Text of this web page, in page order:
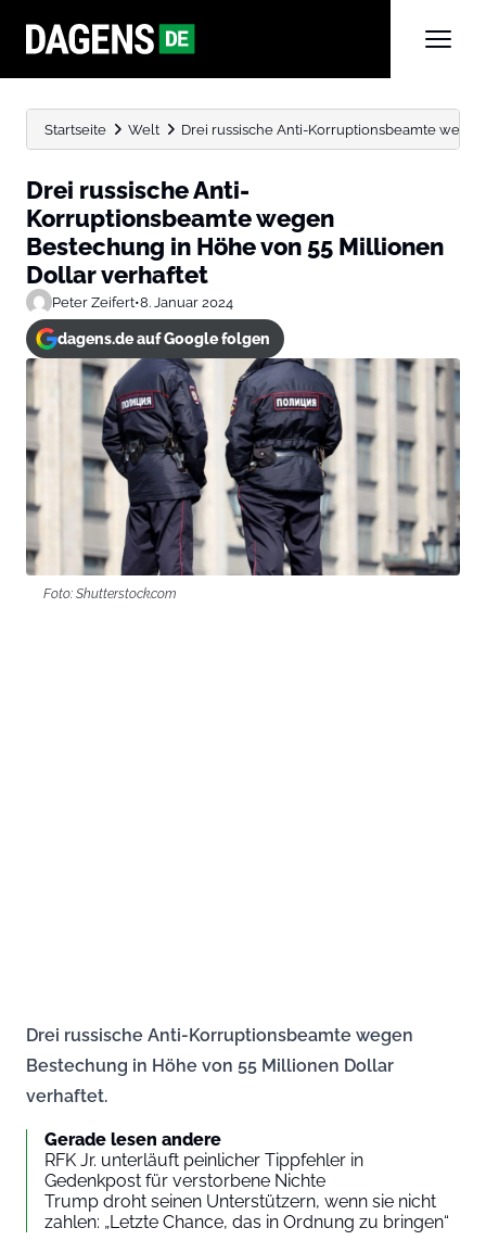
Startseite Welt Drei russische Anti-Korruptionsbeamte
Drei russische Anti-
Korruptionsbeamte wegen
Bestechung in Höhe von 55 Millionen
Dollar verhaftet
Peter Zeifert•8. Januar 2024
dagens.de auf Google folgen
Foto: Shutterstock.com
Drei russische Anti-Korruptionsbeamte wegen
Bestechung in Höhe von 55 Millionen Dollar
verhaftet.
Gerade lesen andere
RFK Jr. unterläuft peinlicher Tippfehler in
Gedenkpost für verstorbene Nichte
Trump droht seinen Unterstützern, wenn sie nicht
zahlen: „Letzte Chance, das in Ordnung zu bringen“